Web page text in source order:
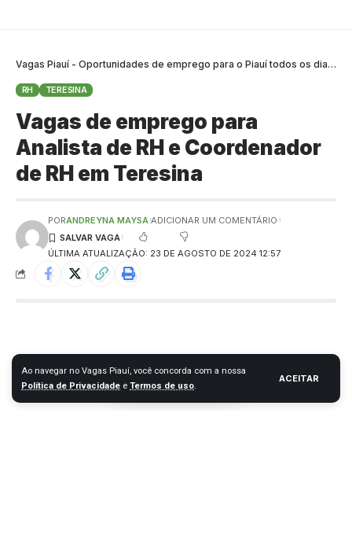
Ao navegar no Vagas Piauí, você concorda com a nossa
Política de Privacidade e Termos de uso.
ACEITAR
Vagas Piauí - Oportunidades de emprego para o Piauí todos os dias>
RH TERESINA
Vagas de emprego para
Analista de RH e Coordenador
de RH em Teresina
ÚLTIMA ATUALIZAÇÃO: 23 DE AGOSTO DE 2024 12:57
PORANDREYNA MAYSA ADICIONAR UM COMENTÁRIO